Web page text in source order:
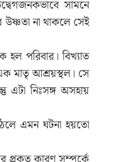
সামনে
না থাকলে সেই
পরিবার। বিখ্যাত
মাতৃ আশ্রয়স্থল। সে
এটা নিঃসঙ্গ অসহায়
এমন ঘটনা হয়তো